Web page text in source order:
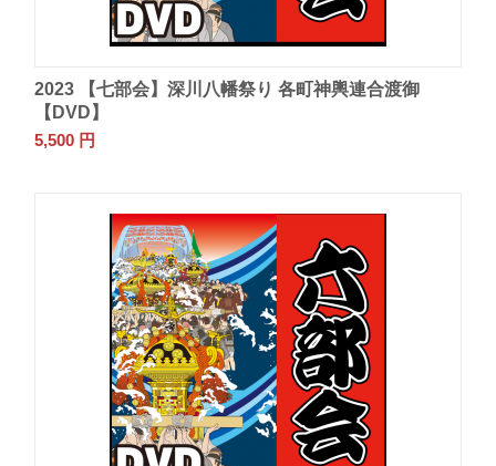
2023 【七部会】深川八幡祭り 各町神輿連合渡御
【DVD】
5,500 円